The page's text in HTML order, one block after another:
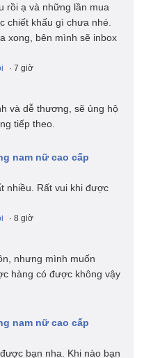
rồi ạ và những lần mua
chiết khấu gì chưa nhé.
xong, bên mình sẽ inbox
· 7 giờ
và dễ thương, sẽ ủng hộ
tiếp theo.
nam nữ cao cấp
nhiều. Rất vui khi được
· 8 giờ
nhưng mình muốn
hàng có được không vậy
nam nữ cao cấp
bạn nha. Khi nào bạn